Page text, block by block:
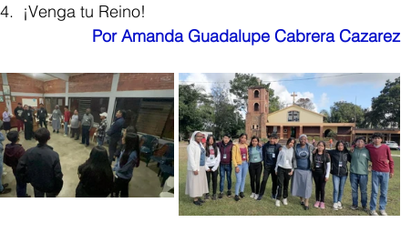
¡Venga tu Reino!
Por Amanda Guadalupe Cabrera Cazarez